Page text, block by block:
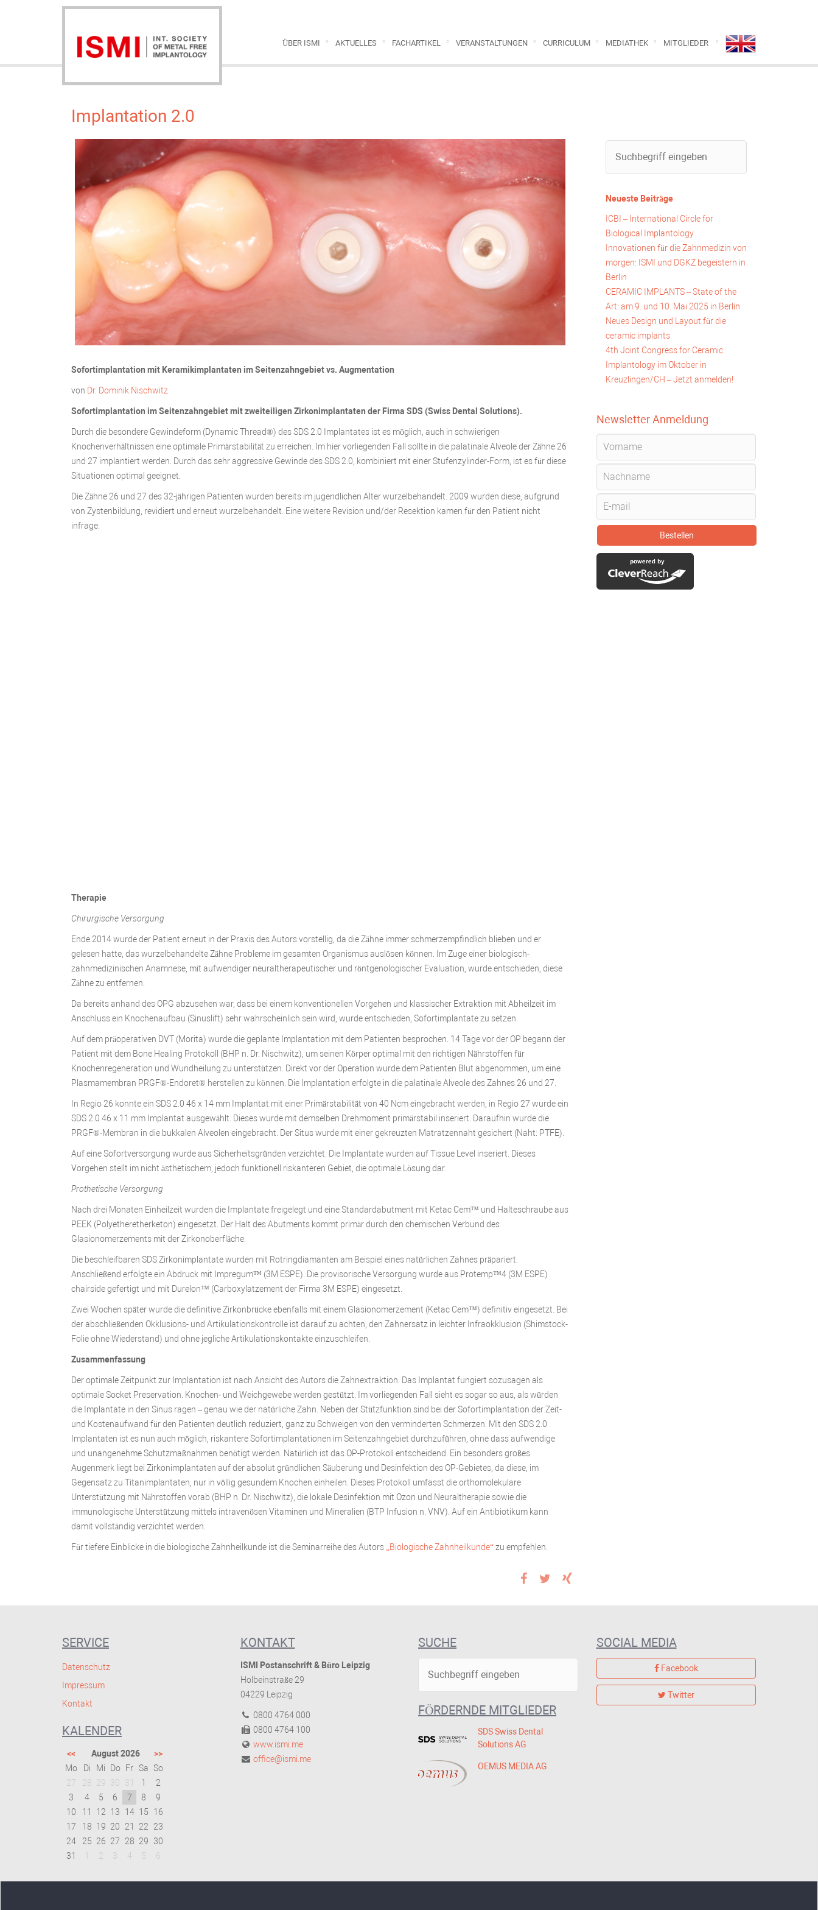
ÜBER ISMI AKTUELLES FACHARTIKEL VERANSTALTUNGEN CURRICULUM MEDIATHEK MITGLIEDER
Implantation 2.0
Sofortimplantation mit Keramikimplantaten im Seitenzahngebiet vs. Augmentation
von Dr. Dominik Nischwitz
Sofortimplantation im Seitenzahngebiet mit zweiteiligen Zirkonimplantaten der Firma SDS (Swiss Dental Solutions).
Durch die besondere Gewindeform (Dynamic Thread®) des SDS 2.0 Implantates ist es möglich, auch in schwierigen
Knochenverhältnissen eine optimale Primärstabilität zu erreichen. Im hier vorliegenden Fall sollte in die palatinale Alveole der Zähne 26
und 27 implantiert werden. Durch das sehr aggressive Gewinde des SDS 2.0, kombiniert mit einer Stufenzylinder-Form, ist es für diese
Situationen optimal geeignet.
Die Zähne 26 und 27 des 32-jährigen Patienten wurden bereits im jugendlichen Alter wurzelbehandelt. 2009 wurden diese, aufgrund
von Zystenbildung, revidiert und erneut wurzelbehandelt. Eine weitere Revision und/der Resektion kamen für den Patient nicht
infrage.
Therapie
Chirurgische Versorgung
Ende 2014 wurde der Patient erneut in der Praxis des Autors vorstellig, da die Zähne immer schmerzempfindlich blieben und er
gelesen hatte, das wurzelbehandelte Zähne Probleme im gesamten Organismus auslösen können. Im Zuge einer biologisch-
zahnmedizinischen Anamnese, mit aufwendiger neuraltherapeutischer und röntgenologischer Evaluation, wurde entschieden, diese
Zähne zu entfernen.
Da bereits anhand des OPG abzusehen war, dass bei einem konventionellen Vorgehen und klassischer Extraktion mit Abheilzeit im
Anschluss ein Knochenaufbau (Sinuslift) sehr wahrscheinlich sein wird, wurde entschieden, Sofortimplantate zu setzen.
Auf dem präoperativen DVT (Morita) wurde die geplante Implantation mit dem Patienten besprochen. 14 Tage vor der OP begann der
Patient mit dem Bone Healing Protokoll (BHP n. Dr. Nischwitz), um seinen Körper optimal mit den richtigen Nährstoffen für
Knochenregeneration und Wundheilung zu unterstützen. Direkt vor der Operation wurde dem Patienten Blut abgenommen, um eine
Plasmamembran PRGF®-Endoret® herstellen zu können. Die Implantation erfolgte in die palatinale Alveole des Zahnes 26 und 27.
In Regio 26 konnte ein SDS 2.0 46 x 14 mm Implantat mit einer Primärstabilität von 40 Ncm eingebracht werden, in Regio 27 wurde ein
SDS 2.0 46 x 11 mm Implantat ausgewählt. Dieses wurde mit demselben Drehmoment primärstabil inseriert. Daraufhin wurde die
PRGF®-Membran in die bukkalen Alveolen eingebracht. Der Situs wurde mit einer gekreuzten Matratzennaht gesichert (Naht: PTFE).
Auf eine Sofortversorgung wurde aus Sicherheitsgründen verzichtet. Die Implantate wurden auf Tissue Level inseriert. Dieses
Vorgehen stellt im nicht ästhetischem, jedoch funktionell riskanteren Gebiet, die optimale Lösung dar.
Prothetische Versorgung
Nach drei Monaten Einheilzeit wurden die Implantate freigelegt und eine Standardabutment mit Ketac Cem™ und Halteschraube aus
PEEK (Polyetheretherketon) eingesetzt. Der Halt des Abutments kommt primär durch den chemischen Verbund des
Glasionomerzements mit der Zirkonoberfläche.
Die beschleifbaren SDS Zirkonimplantate wurden mit Rotringdiamanten am Beispiel eines natürlichen Zahnes präpariert.
Anschließend erfolgte ein Abdruck mit Impregum™ (3M ESPE). Die provisorische Versorgung wurde aus Protemp™4 (3M ESPE)
chairside gefertigt und mit Durelon™ (Carboxylatzement der Firma 3M ESPE) eingesetzt.
Zwei Wochen später wurde die definitive Zirkonbrücke ebenfalls mit einem Glasionomerzement (Ketac Cem™) definitiv eingesetzt. Bei
der abschließenden Okklusions- und Artikulationskontrolle ist darauf zu achten, den Zahnersatz in leichter Infraokklusion (Shimstock-
Folie ohne Wiederstand) und ohne jegliche Artikulationskontakte einzuschleifen.
Zusammenfassung
Der optimale Zeitpunkt zur Implantation ist nach Ansicht des Autors die Zahnextraktion. Das Implantat fungiert sozusagen als
optimale Socket Preservation. Knochen- und Weichgewebe werden gestützt. Im vorliegenden Fall sieht es sogar so aus, als würden
die Implantate in den Sinus ragen – genau wie der natürliche Zahn. Neben der Stützfunktion sind bei der Sofortimplantation der Zeit-
und Kostenaufwand für den Patienten deutlich reduziert, ganz zu Schweigen von den verminderten Schmerzen. Mit den SDS 2.0
Implantaten ist es nun auch möglich, riskantere Sofortimplantationen im Seitenzahngebiet durchzuführen, ohne dass aufwendige
und unangenehme Schutzmaßnahmen benötigt werden. Natürlich ist das OP-Protokoll entscheidend. Ein besonders großes
Augenmerk liegt bei Zirkonimplantaten auf der absolut gründlichen Säuberung und Desinfektion des OP-Gebietes, da diese, im
Gegensatz zu Titanimplantaten, nur in völlig gesundem Knochen einheilen. Dieses Protokoll umfasst die orthomolekulare
Unterstützung mit Nährstoffen vorab (BHP n. Dr. Nischwitz), die lokale Desinfektion mit Ozon und Neuraltherapie sowie die
immunologische Unterstützung mittels intravenösen Vitaminen und Mineralien (BTP Infusion n. VNV). Auf ein Antibiotikum kann
damit vollständig verzichtet werden.
Für tiefere Einblicke in die biologische Zahnheilkunde ist die Seminarreihe des Autors „Biologische Zahnheilkunde“zu empfehlen.
Neueste Beiträge
ICBI – International Circle for
Biological Implantology
Innovationen für die Zahnmedizin von
morgen: ISMI und DGKZ begeistern in
Berlin
CERAMIC IMPLANTS – State of the
Art: am 9. und 10. Mai 2025 in Berlin
Neues Design und Layout für die
ceramic implants
4th Joint Congress for Ceramic
Implantology im Oktober in
Kreuzlingen/CH – Jetzt anmelden!
Newsletter Anmeldung
Bestellen
SERVICE
Datenschutz
Impressum
Kontakt
KALENDER
<< August 2026
>>
Mo
Di Mi Do Fr Sa So
27
28 29 30 31 1
2
3
4 5 6 7 8
9
10
11 12 13 14 15
16
17
18 19 20 21 22
23
24
25 26 27 28 29 30
31
2 3 4 5 6
KONTAKT
ISMI Postanschrift & Büro Leipzig
Holbeinstraße 29
04229 Leipzig
0800 4764 000
0800 4764 100
www.ismi.me
office@ismi.me
SUCHE
FÖRDERNDE MITGLIEDER
SDS Swiss Dental
Solutions AG
OEMUS MEDIA AG
SOCIAL MEDIA
Facebook
Twitter